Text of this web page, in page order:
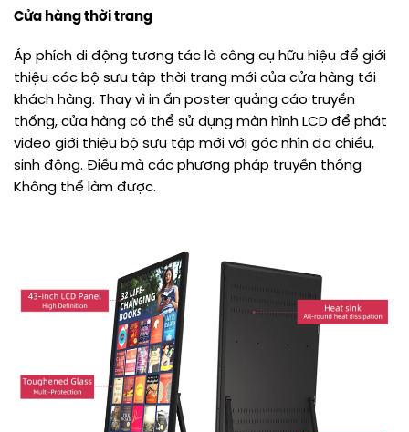
Cửa hàng thời trang
Áp phích di động tương tác là công cụ hữu hiệu để giới
thiệu các bộ sưu tập thời trang mới của cửa hàng tới
khách hàng. Thay vì in ấn poster quảng cáo truyền
thống, cửa hàng có thể sử dụng màn hình LCD để phát
video giới thiệu bộ sưu tập mới với góc nhìn đa chiều,
sinh động. Điều mà các phương pháp truyền thống
Không thể làm được.